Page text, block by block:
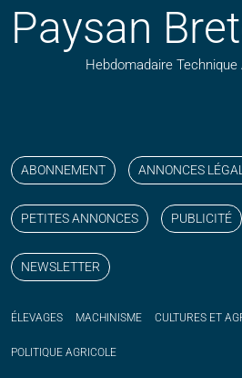
Paysan
Hebdomadaire Technique
ABONNEMENT ANNONCES
PETITES ANNONCES PUBLICITÉ
NEWSLETTER
ÉLEVAGES MACHINISME CULTURES ET
POLITIQUE AGRICOLE